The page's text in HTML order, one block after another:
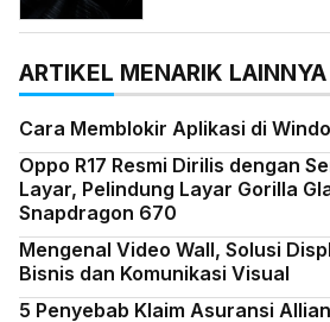
ARTIKEL MENARIK LAINNYA
Cara Memblokir Aplikasi di
Oppo R17 Resmi Dirilis dengan
Layar, Pelindung Layar Gorilla
Snapdragon 670
Mengenal Video Wall, Solusi
Bisnis dan Komunikasi Visual
5 Penyebab Klaim Asuransi